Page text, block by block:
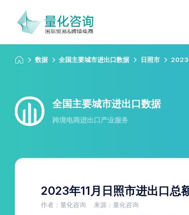
数据 全国主要城市进出口数据 日照市 2023
全国主要城市进出口数据
跨境电商进出口产业服务
2023年11月日照市进出口总
作者：量化咨询 来源：量化咨询